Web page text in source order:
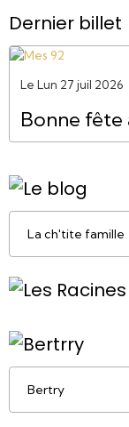
Dernier billet
Le Lun 27 juil 2026
Bonne fête
La ch'tite famille
Bertry